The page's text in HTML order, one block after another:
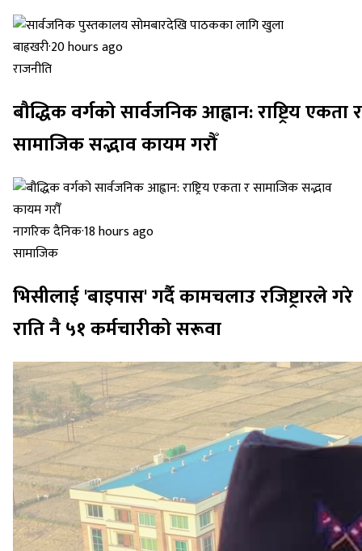
बाह्रखरी·20 hours ago
राजनीति
बौद्धिक वर्गको सार्वजनिक आह्वान: राष्ट्रिय एकता र
सामाजिक सद्भाव कायम गरौँ
नागरिक दैनिक·18 hours ago
सामाजिक
भिसीलाई 'बाइपास' गर्दै कामचलाउ रजिष्ट्रारले गरे
राति नै ५१ कर्मचारीको सरूवा